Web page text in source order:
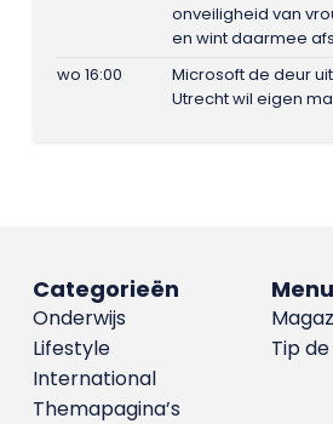
onveiligheid van
en wint daarmee
wo 16:00
Microsoft de deur
Utrecht wil eigen
Menu
Tip
Categorieën
Onderwijs
Lifestyle
International
Themapagina’s